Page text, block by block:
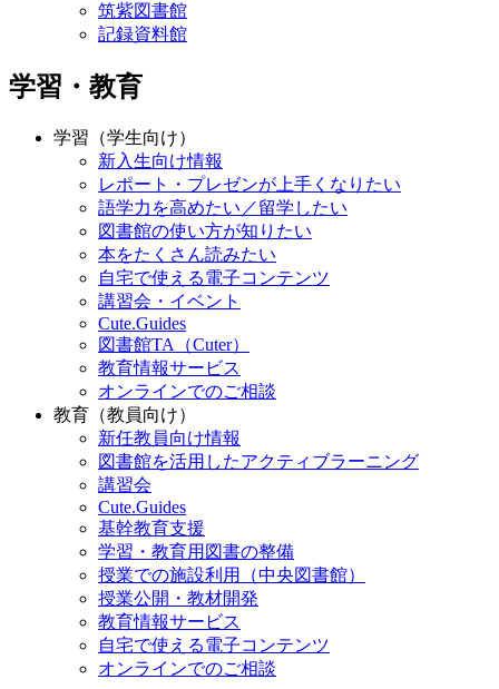
筑紫図書館
記録資料館
学習・教育
学習（学生向け）
新入生向け情報
レポート・プレゼンが上手くなりたい
語学力を高めたい／留学したい
図書館の使い方が知りたい
本をたくさん読みたい
自宅で使える電子コンテンツ
講習会・イベント
Cute.Guides
図書館TA（Cuter）
教育情報サービス
オンラインでのご相談
教育（教員向け）
新任教員向け情報
図書館を活用したアクティブラーニング
講習会
Cute.Guides
基幹教育支援
学習・教育用図書の整備
授業での施設利用（中央図書館）
授業公開・教材開発
教育情報サービス
自宅で使える電子コンテンツ
オンラインでのご相談